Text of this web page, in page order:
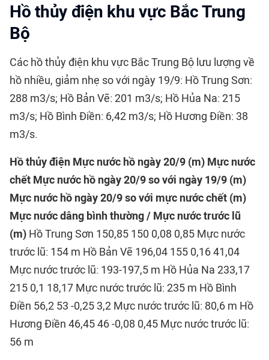
Hồ thủy điện khu vực Bắc Trung
Bộ
Các hồ thủy điện khu vực Bắc Trung Bộ lưu lượng về
hồ nhiều, giảm nhẹ so với ngày 19/9: Hồ Trung Sơn:
288 m3/s; Hồ Bản Vẽ: 201 m3/s; Hồ Hủa Na: 215
m3/s; Hồ Bình Điền: 6,42 m3/s; Hồ Hương Điền: 38
m3/s.
Hồ thủy điện Mực nước hồ ngày 20/9 (m) Mực nước
chết Mực nước hồ ngày 20/9 so với ngày 19/9 (m)
Mực nước hồ ngày 20/9 so với mực nước chết (m)
Mực nước dâng bình thường / Mực nước trước lũ
(m) Hồ Trung Sơn 150,85 150 0,08 0,85 Mực nước
trước lũ: 154 m Hồ Bản Vẽ 196,04 155 0,16 41,04
Mực nước trước lũ: 193-197,5 m Hồ Hủa Na 233,17
215 0,1 18,17 Mực nước trước lũ: 235 m Hồ Bình
Điền 56,2 53 -0,25 3,2 Mực nước trước lũ: 80,6 m Hồ
Hương Điền 46,45 46 -0,08 0,45 Mực nước trước lũ:
56 m